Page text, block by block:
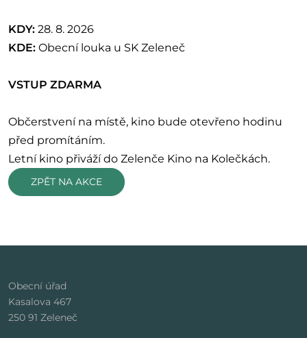
KDY: 28. 8. 2026
KDE: Obecní louka u SK Zeleneč
VSTUP ZDARMA
Občerstvení na místě, kino bude otevřeno hodinu
před promítáním.
Letní kino přiváží do Zelenče Kino na Kolečkách.
ZPĚT NA AKCE
Obecní úřad
Kasalova 467
250 91 Zeleneč